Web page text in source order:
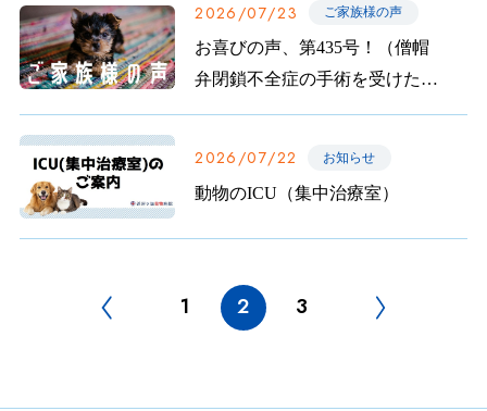
2026/07/23 ご家族様の声
お喜びの声、第435号！（僧帽
弁閉鎖不全症の手術を受けたこ
むぎちゃんのご家族から）
2026/07/22 お知らせ
動物のICU（集中治療室）
1 2 3